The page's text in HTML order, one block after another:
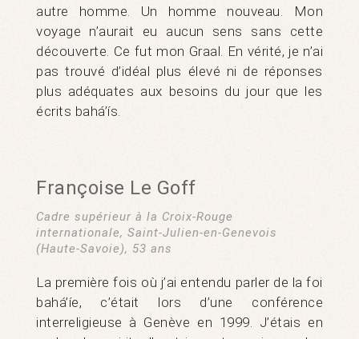
autre homme. Un homme nouveau. Mon
voyage n’aurait eu aucun sens sans cette
découverte. Ce fut mon Graal. En vérité, je n’ai
pas trouvé d’idéal plus élevé ni de réponses
plus adéquates aux besoins du jour que les
écrits bahá’ís.
Françoise Le Goff
Cadre supérieur à la Croix-Rouge
internationale, Saint-Julien-en-Genevois
(Haute-Savoie), 53 ans
La première fois où j’ai entendu parler de la foi
bahá’íe, c’était lors d’une conférence
interreligieuse à Genève en 1999. J’étais en